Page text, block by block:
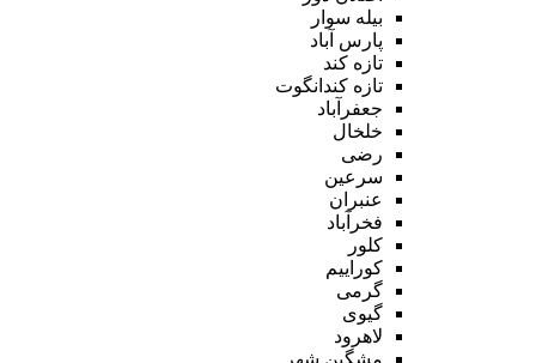
بیله سوار
پارس آباد
تازه کند
تازه کندانگوت
جعفرآباد
خلخال
رضی
سرعین
عنبران
فخرآباد
کلور
کوراییم
گرمی
گیوی
لاهرود
مشگین شهر